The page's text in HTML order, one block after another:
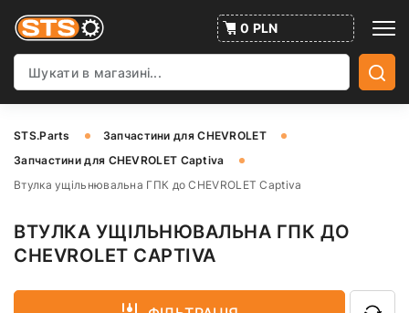
0 PLN
STS.Parts
Запчастини для CHEVROLET
Запчастини для CHEVROLET Captiva
Втулка ущільнювальна ГПК до CHEVROLET Captiva
ВТУЛКА УЩІЛЬНЮВАЛЬНА ГПК ДО
CHEVROLET CAPTIVA